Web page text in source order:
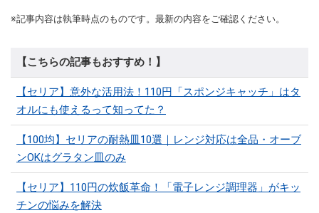
※記事内容は執筆時点のものです。最新の内容をご確認ください。
【こちらの記事もおすすめ！】
【セリア】意外な活用法！110円「スポンジキャッチ」はタ
オルにも使えるって知ってた？
【100均】セリアの耐熱皿10選｜レンジ対応は全品・オーブ
ンOKはグラタン皿のみ
【セリア】110円の炊飯革命！「電子レンジ調理器」がキッ
チンの悩みを解決